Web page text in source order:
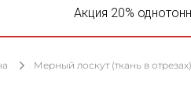
Акция 20%
Мерный лоскут (ткань в